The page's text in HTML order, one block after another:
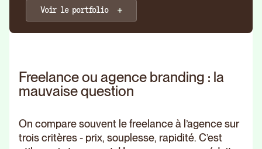
Voir le portfolio
Freelance ou agence branding : la
mauvaise question
On compare souvent le freelance à l’agence sur
trois critères - prix, souplesse, rapidité. C’est